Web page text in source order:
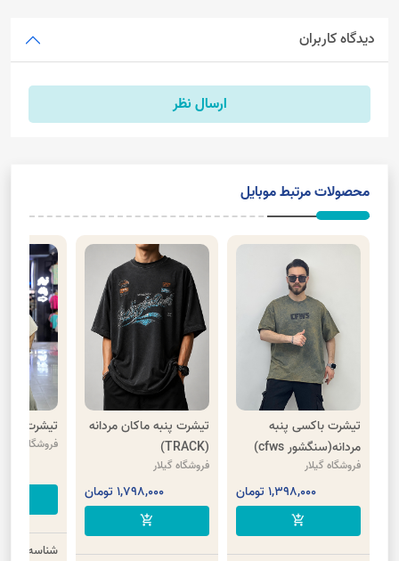
دیدگاه کاربران
ارسال نظر
محصولات مرتبط موبایل
تیشرت باکسی پنبه
مردانه(سنگشور cfws)
فروشگاه گیلار
1,398,000 تومان
add_shopping_cart
تیشرت پنبه ماکان مردانه
(TRACK)
فروشگاه گیلار
1,798,000 تومان
add_shopping_cart
تیشرت LV مردانه
فروشگاه گیلار
شناسه